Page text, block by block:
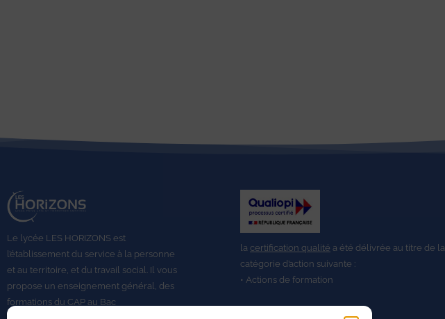
Le lycée LES HORIZONS est
l’établissement du service à la personne
et au territoire, et du travail social. Il vous
propose un enseignement général, des
formations du CAP au Bac
la certification qualité a été délivrée au titre de la
catégorie d’action suivante :
• Actions de formation